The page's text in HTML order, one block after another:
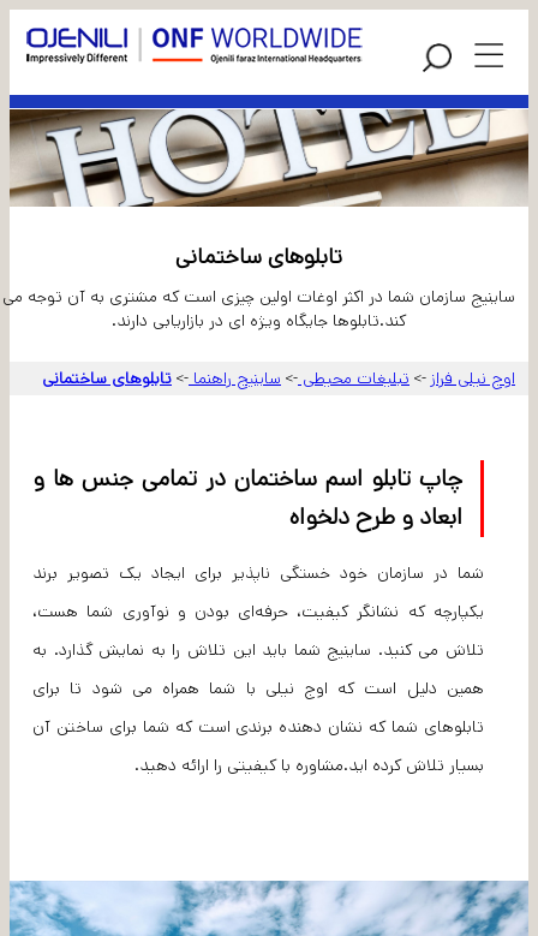
تابلوهای ساختمانی
ساینیج سازمان شما در اکثر اوغات اولین چیزی است که مشتری به آن توجه می
کند.تابلوها جایگاه ویژه ای در بازاریابی دارند.
اوج نیلی فراز -> تبلیغات محیطی-> ساینیج راهنما-> تابلوهای ساختمانی
چاپ تابلو اسم ساختمان در تمامی جنس ها و
ابعاد و طرح دلخواه
شما در سازمان خود خستگی ناپذیر برای ایجاد یک تصویر برند
یکپارچه که نشانگر کیفیت، حرفه‌ای بودن و نوآوری شما هست،
تلاش می کنید. ساینیج شما باید این تلاش را به نمایش گذارد. به
همین دلیل است که اوج نیلی با شما همراه می شود تا برای
تابلوهای شما که نشان دهنده برندی است که شما برای ساختن آن
بسیار تلاش کرده اید.مشاوره با کیفیتی را ارائه دهید.